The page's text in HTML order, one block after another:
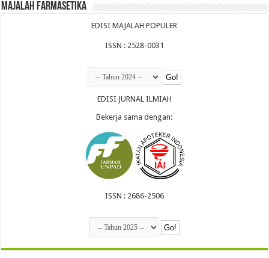
Majalah Farmasetika
EDISI MAJALAH POPULER
ISSN : 2528-0031
EDISI JURNAL ILMIAH
Bekerja sama dengan:
ISSN : 2686-2506